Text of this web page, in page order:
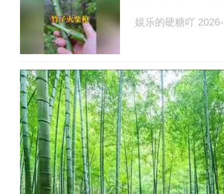
娱乐的硬糖吖